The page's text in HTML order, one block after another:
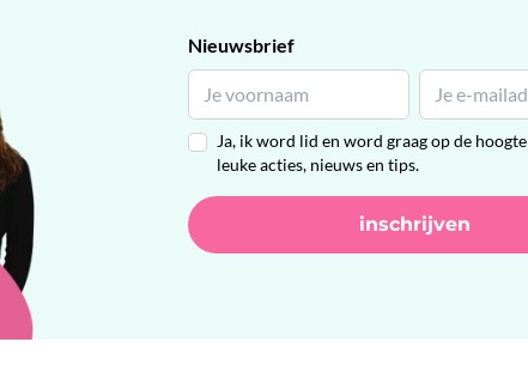
Nieuwsbrief
Ja, ik word lid en word graag op de
leuke acties, nieuws en tips.